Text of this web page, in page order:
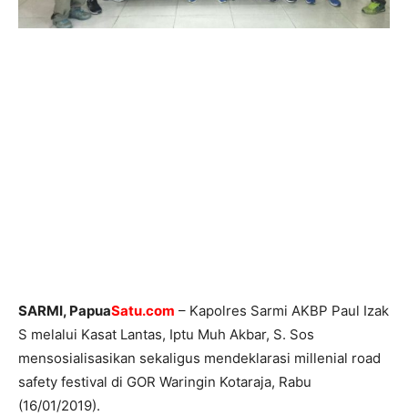
SARMI, PapuaSatu.com – Kapolres Sarmi AKBP Paul Izak
S melalui Kasat Lantas, Iptu Muh Akbar, S. Sos
mensosialisasikan sekaligus mendeklarasi millenial road
safety festival di GOR Waringin Kotaraja, Rabu
(16/01/2019).